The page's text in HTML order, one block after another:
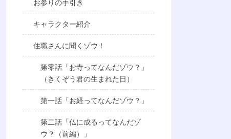
お参りの手引き
キャラクター紹介
住職さんに聞くゾウ！
第零話「お寺ってなんだゾウ？」
（きくぞう君の生まれた日）
第一話「お経ってなんだゾウ？」
第二話「仏に成るってなんだゾ
ウ？（前編）」